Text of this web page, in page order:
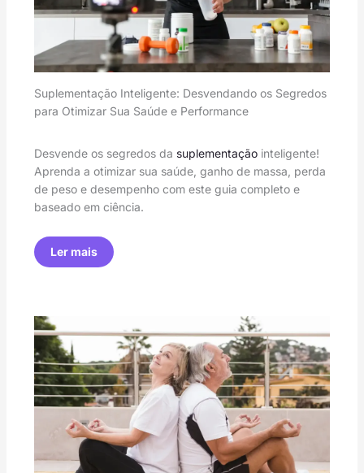
Suplementação Inteligente: Desvendando os Segredos
para Otimizar Sua Saúde e Performance
Desvende os segredos da suplementaçãointeligente!
Aprenda a otimizar sua saúde, ganho de massa, perda
de peso e desempenho com este guia completo e
baseado em ciência.
Ler mais